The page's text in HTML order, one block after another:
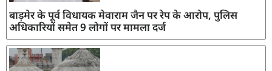
बाड़मेर के पूर्व विधायक मेवाराम जैन पर रेप के आरोप, पुलिस
अधिकारियों समेत 9 लोगों पर मामला दर्ज